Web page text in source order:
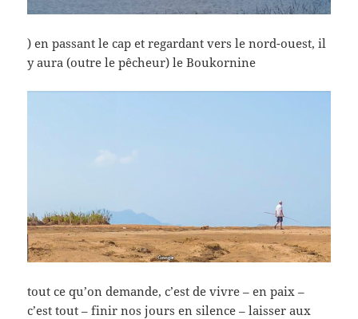
) en passant le cap et regardant vers le nord-ouest, il
y aura (outre le pêcheur) le Boukornine
tout ce qu’on demande, c’est de vivre – en paix –
c’est tout – finir nos jours en silence – laisser aux